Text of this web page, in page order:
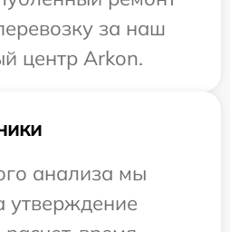
за наш
центр Arkon.
анализа мы
утверждение